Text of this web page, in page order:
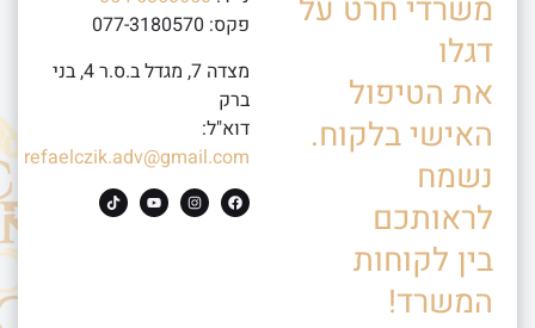
משרדי חרט על
דגלו
את הטיפול
האישי בלקוח.
נשמח
לראותכם
בין לקוחות
המשרד!
פקס: 077-3180570
מצדה 7, מגדל ב.ס.ר 4, בני
ברק
דוא"ל:
refaelczik.adv@gmail.com